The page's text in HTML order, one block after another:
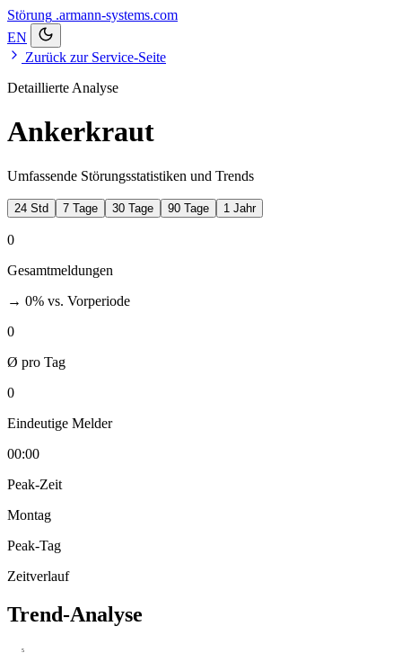
Störung .armann-systems.com
EN
Zurück zur Service-Seite
Detaillierte Analyse
Ankerkraut
Umfassende Störungsstatistiken und Trends
24 Std 7 Tage 30 Tage 90 Tage 1 Jahr
0
Gesamtmeldungen
→ 0% vs. Vorperiode
0
Ø pro Tag
0
Eindeutige Melder
00:00
Peak-Zeit
Montag
Peak-Tag
Zeitverlauf
Trend-Analyse
5